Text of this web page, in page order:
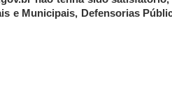
e Municipais, Defensorias